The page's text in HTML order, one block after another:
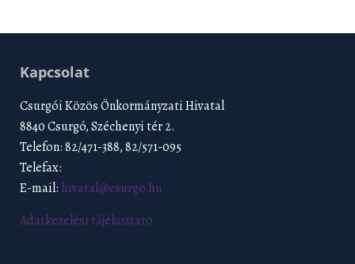
Kapcsolat
Csurgói Közös Önkormányzati Hivatal
8840 Csurgó, Széchenyi tér 2.
Telefon: 82/471-388, 82/571-095
Telefax:
E-mail: hivatal@csurgo.hu
Adatkezelési tájékoztató